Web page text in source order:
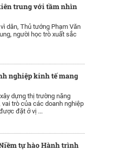
trung với tầm nhìn
dân, Thủ tướng Phạm Văn
người học trò xuất sắc
nghiệp kinh tế mang
dựng thị trường năng
trò của các doanh nghiệp
đặt ở vị ...
tự hào Hành trình